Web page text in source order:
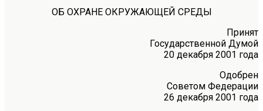
ОБ ОХРАНЕ ОКРУЖАЮЩЕЙ СРЕДЫ
Принят
Государственной Думой
20 декабря 2001 года
Одобрен
Советом Федерации
26 декабря 2001 года